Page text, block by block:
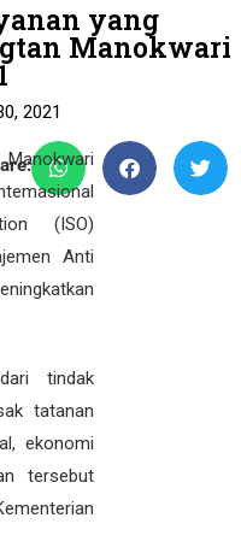
yang
Manokwari
2021
(ISO)
Anti
tindak
tatanan
ekonomi
tersebut